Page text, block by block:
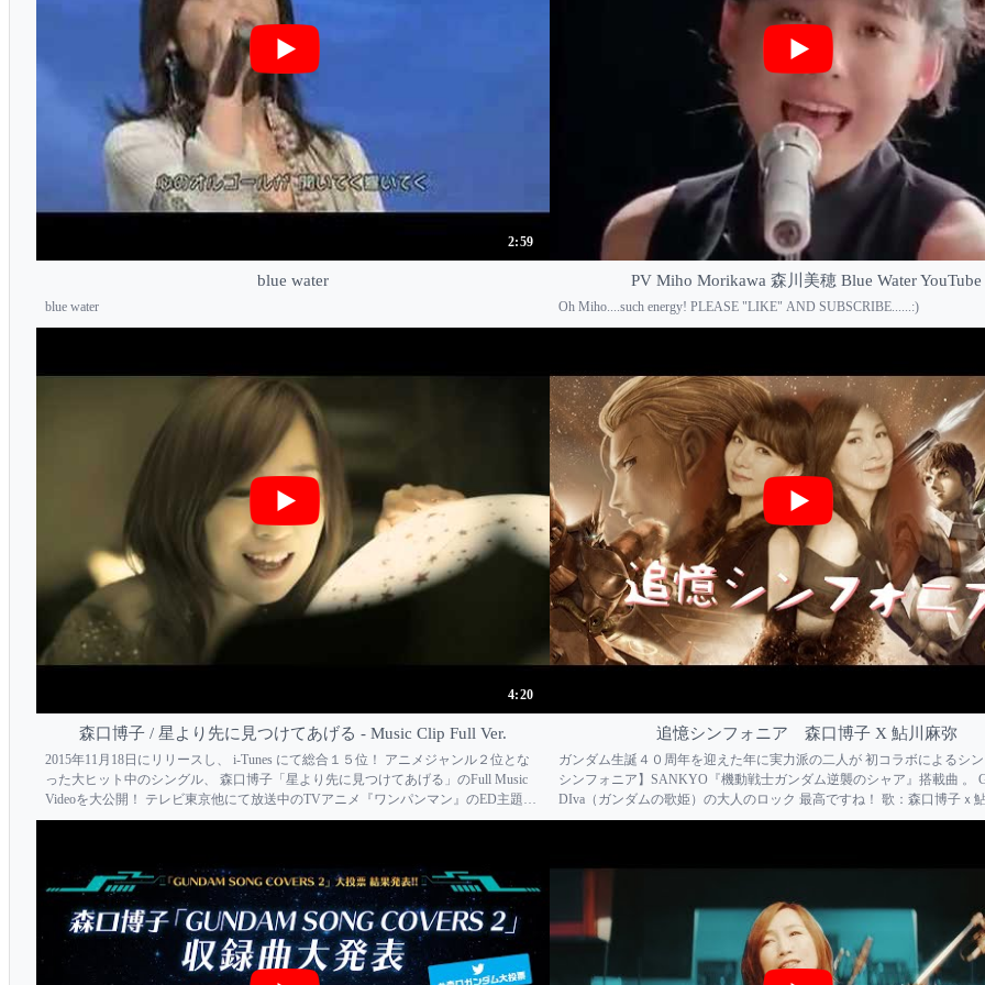
2:59
blue water
blue water
PV Miho Morikawa 森川美穂 Blue Water YouTube
Oh Miho....such energy! PLEASE "LIKE" AND SUBSCRIBE......:)
4:20
森口博子 / 星より先に見つけてあげる - Music Clip Full Ver.
2015年11月18日にリリースし、 i-Tunes にて総合１５位！ アニメジャンル２位とな
った大ヒット中のシングル、 森口博子「星より先に見つけてあげる」のFull Music
Videoを大公開！ テレビ東京他にて放送中のTVアニメ『ワンパンマ­ン』のED主題
歌。 歌うのは、本年活動３０周年を迎えた森口博子。 記念すべきニューシン­グルは
追憶シンフォニア 森口博子 X 鮎川麻弥
ガンダム生誕４０周年を迎えた年に実力派の二人が 初コラボによるシ
シンフォニア】SANKYO『機動戦士ガンダム逆襲のシャア』搭載曲 。
DIva（ガンダムの歌姫）の大人のロック 最高ですね！ 歌：森口博
作詞：六ツ見 純代 / 作曲：あいあい リリース：2019：10月23日